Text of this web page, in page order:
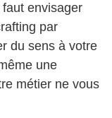
envisager
par
du sens à votre
une
métier ne vous